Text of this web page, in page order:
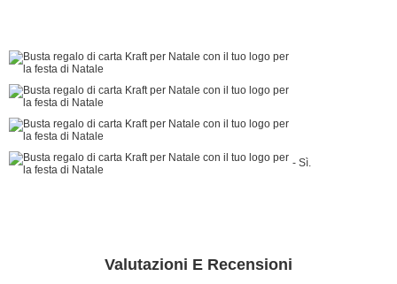
- Sì.
Valutazioni E Recensioni